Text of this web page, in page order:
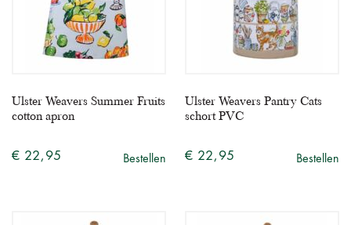
Ulster Weavers Summer Fruits
cotton apron
€ 22,95 Bestellen
Ulster Weavers Pantry Cats
schort PVC
€ 22,95 Bestellen